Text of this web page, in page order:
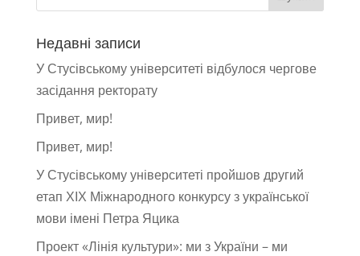
Недавні записи
У Стусівському університеті відбулося чергове
засідання ректорату
Привет, мир!
Привет, мир!
У Стусівському університеті пройшов другий
етап ХІХ Міжнародного конкурсу з української
мови імені Петра Яцика
Проект «Лінія культури»: ми з України – ми